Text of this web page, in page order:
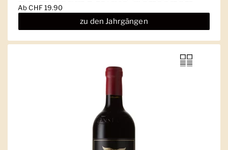
AbCHF 19.90
zu den Jahrgängen